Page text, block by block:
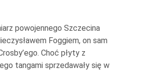
góry
oraz
do
dołu
powojennego Szczecina
Foggiem, on sam
Choć płyty z
tangami sprzedawały się w